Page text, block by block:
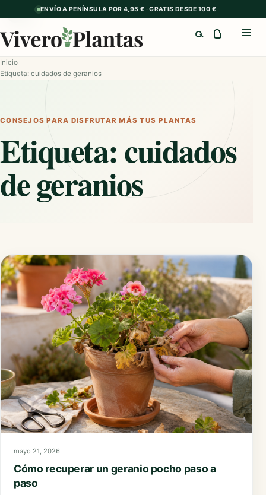
ENVÍO A PENÍNSULA POR 4,95 € · GRATIS DESDE 100 €
Inicio
Etiqueta: cuidados de geranios
CONSEJOS PARA DISFRUTAR MÁS TUS PLANTAS
Etiqueta:cuidados
de geranios
mayo 21, 2026
Cómo recuperar un geranio pocho paso a
paso